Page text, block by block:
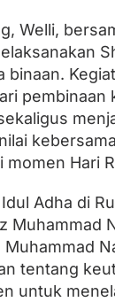
Welli,
binaan.
pembinaan
momen Hari
Adha di
Muhammad
tentang
untuk